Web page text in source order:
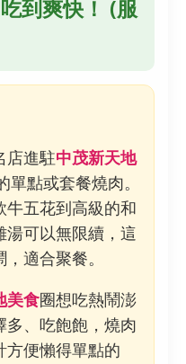
到爽快！ (服
店進駐中茂新天地
點或套餐燒肉。
牛五花到高級的和
湯可以無限續，這
適合聚餐。
美食圈想吃熱鬧澎
多、吃飽飽，燒肉
方便懶得單點的